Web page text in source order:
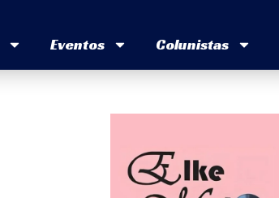
Eventos Colunistas